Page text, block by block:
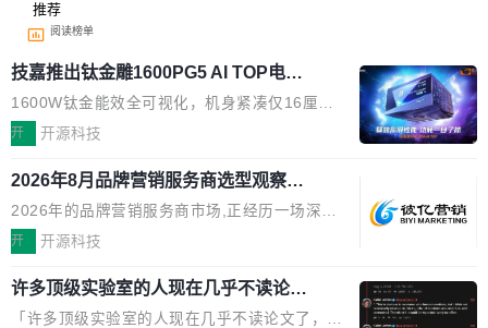
推荐
阅读榜单
技嘉推出钛金雕1600PG5 AI TOP电
源：为发烧级主机与本地AI算力打造旗
舰供电方案
1600W钛金能效全可视化，机身紧凑仅16厘米
继2026台北电脑展首度亮相后，技嘉科技近日正
电源专为发烧级DIY主机与本地AI算力平台打
造，整机长度仅16厘米，提供1600W额定功率
与80PLUS钛金能效；支持ATX 3.1与PCIe 5.1
实时LCD监控屏，可充分满足当下高阶PC主机
的严苛使用需求。 澎湃功率，紧凑机身 钛金雕1
开 开源科技
2026年8月品牌营销服务商选型观察：
从流量思维到品牌资产思维的范式转移
2026年的品牌营销服务商市场,正经历一场深刻
的价值重构。全球全案品牌代理机构市场从2025
复合增长率达5.44%,预计2032年将突破120亿美
元。数字广告与公共关系相关服务市场更是从20
开 开源科技
许多顶级实验室的人现在几乎不读论文
了
「许多顶级实验室的人现在几乎不读论文了，而